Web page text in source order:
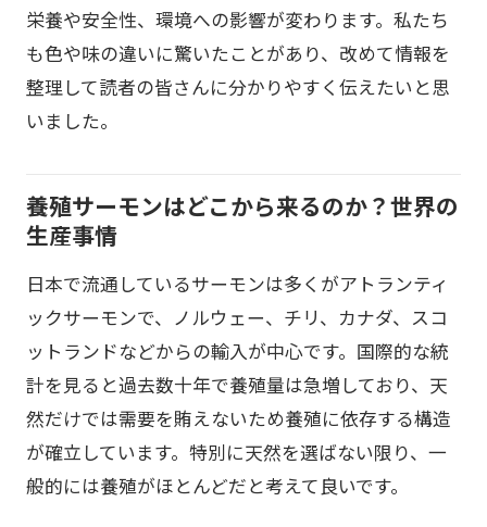
栄養や安全性、環境への影響が変わります。私たち
も色や味の違いに驚いたことがあり、改めて情報を
整理して読者の皆さんに分かりやすく伝えたいと思
いました。
養殖サーモンはどこから来るのか？世界の
生産事情
日本で流通しているサーモンは多くがアトランティ
ックサーモンで、ノルウェー、チリ、カナダ、スコ
ットランドなどからの輸入が中心です。国際的な統
計を見ると過去数十年で養殖量は急増しており、天
然だけでは需要を賄えないため養殖に依存する構造
が確立しています。特別に天然を選ばない限り、一
般的には養殖がほとんどだと考えて良いです。